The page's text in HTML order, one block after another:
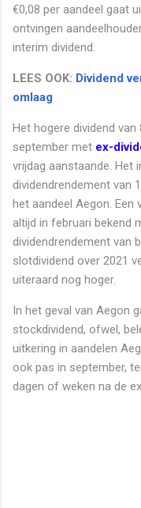
€0,08 per aandeel gaat
ontvingen
interim dividend.
LEES OOK: Dividend
omlaag
Het hogere dividend
september met ex-
vrijdag aanstaande. Het
dividendrendement van
het aandeel Aegon. Een
altijd in februari bekend
dividendrendement van
slotdividend over 2021
uiteraard nog hoger.
In het geval van Aegon
stockdividend, ofwel,
uitkering in aandelen
ook pas in september,
dagen of weken na de